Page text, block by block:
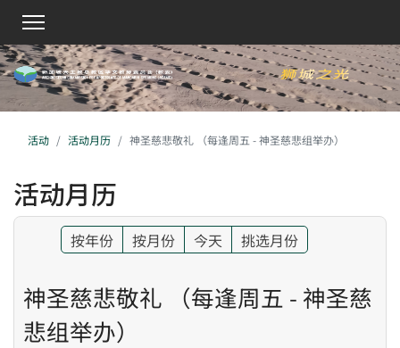
活动 活动月历 神圣慈悲敬礼 （每逢周五 - 神圣慈悲组举办）
活动月历
按年份 按月份 今天 挑选月份
神圣慈悲敬礼 （每逢周五 - 神圣慈
悲组举办）